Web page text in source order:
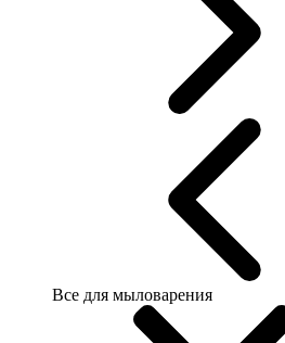
Все для мыловарения